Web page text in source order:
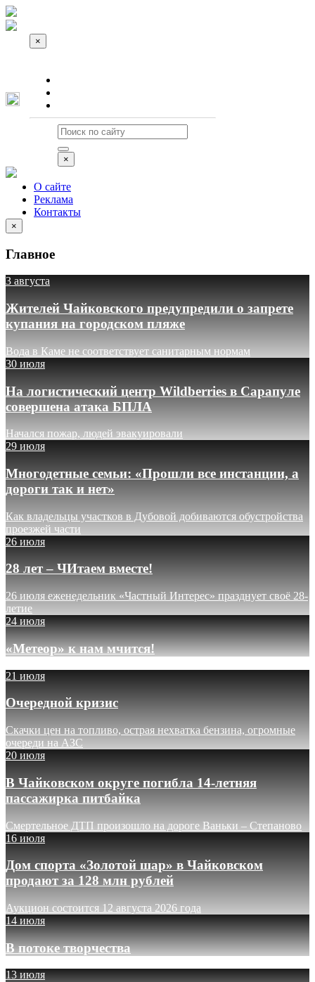
×
×
О сайте
Реклама
Контакты
×
Главное
3 августа
Жителей Чайковского предупредили о запрете
купания на городском пляже
Вода в Каме не соответствует санитарным нормам
30 июля
На логистический центр Wildberries в Сарапуле
совершена атака БПЛА
Начался пожар, людей эвакуировали
29 июля
Многодетные семьи: «Прошли все инстанции, а
дороги так и нет»
Как владельцы участков в Дубовой добиваются обустройства
проезжей части
26 июля
28 лет – ЧИтаем вместе!
26 июля еженедельник «Частный Интерес» празднует своё 28-
летие
24 июля
«Метеор» к нам мчится!
21 июля
Очередной кризис
Скачки цен на топливо, острая нехватка бензина, огромные
очереди на АЗС
20 июля
В Чайковском округе погибла 14-летняя
пассажирка питбайка
Смертельное ДТП произошло на дороге Ваньки – Степаново
16 июля
Дом спорта «Золотой шар» в Чайковском
продают за 128 млн рублей
Аукцион состоится 12 августа 2026 года
14 июля
В потоке творчества
13 июля